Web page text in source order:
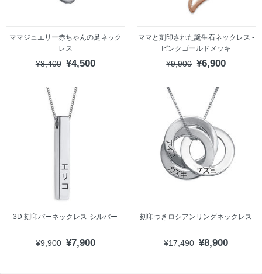
ママジュエリー赤ちゃんの足ネック
レス
¥8,400 ¥4,500
ママと刻印された誕生石ネックレス -
ピンクゴールドメッキ
¥9,900 ¥6,900
3D 刻印バーネックレス-シルバー
¥9,900 ¥7,900
刻印つきロシアンリングネックレス
¥17,490 ¥8,900